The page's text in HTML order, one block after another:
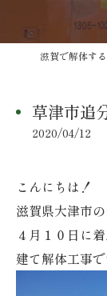
草津市追
2020/04/12
こんにちは！
滋賀県大津市
４月１０日に
建て解体工事で